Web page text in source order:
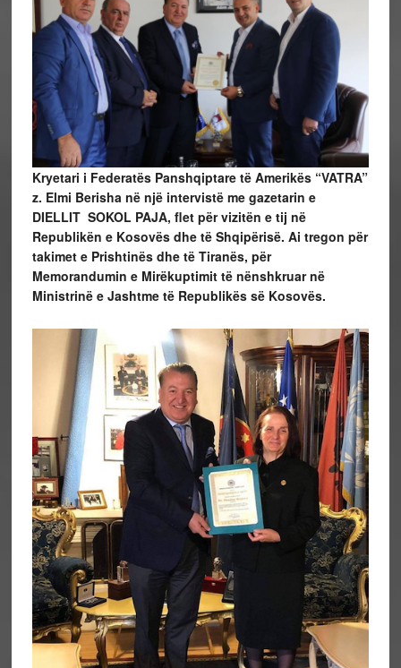
Kryetari i Federatës Panshqiptare të Amerikës “VATRA”
z. Elmi Berisha në një intervistë me gazetarin e
DIELLIT SOKOL PAJA, flet për vizitën e tij në
Republikën e Kosovës dhe të Shqipërisë. Ai tregon për
takimet e Prishtinës dhe të Tiranës, për
Memorandumin e Mirëkuptimit të nënshkruar në
Ministrinë e Jashtme të Republikës së Kosovës.